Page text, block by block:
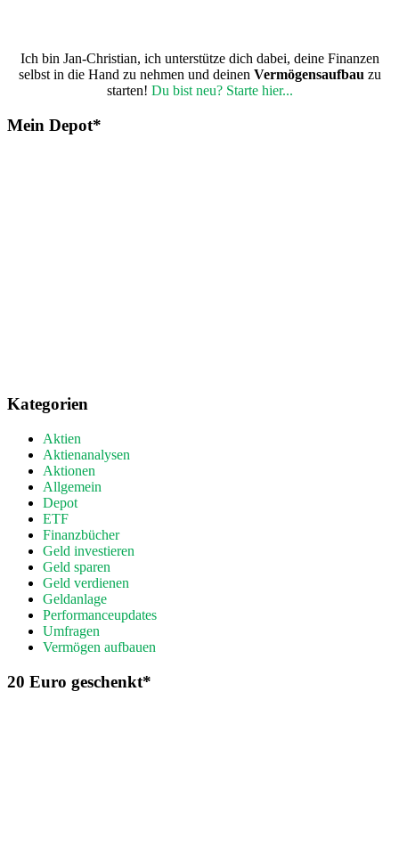
Ich bin Jan-Christian, ich unterstütze dich dabei, deine Finanzen
selbst in die Hand zu nehmen und deinen Vermögensaufbau zu
starten! Du bist neu? Starte hier...
Mein Depot*
Kategorien
Aktien
Aktienanalysen
Aktionen
Allgemein
Depot
ETF
Finanzbücher
Geld investieren
Geld sparen
Geld verdienen
Geldanlage
Performanceupdates
Umfragen
Vermögen aufbauen
20 Euro geschenkt*